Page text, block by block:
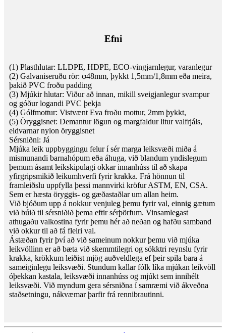
Efni
(1) Plasthlutar: LLDPE, HDPE, ECO-vingjarnlegur, varanlegur
(2) Galvaniseruðu rör: φ48mm, þykkt 1,5mm/1,8mm eða meira,
þakið PVC froðu padding
(3) Mjúkir hlutar: Viður að innan, mikill sveigjanlegur svampur
og góður logandi PVC þekja
(4) Gólfmottur: Vistvænt Eva froðu mottur, 2mm þykkt,
(5) Öryggisnet: Demantur lögun og margfaldur litur valfrjáls,
eldvarnar nylon öryggisnet
Sérsniðni: Já
Mjúka leik uppbyggingu felur í sér marga leiksvæði miða á
mismunandi barnahópum eða áhuga, við blandum yndislegum
þemum ásamt leikskipulagi okkar innanhúss til að skapa
yfirgripsmikið leikumhverfi fyrir krakka. Frá hönnun til
framleiðslu uppfylla þessi mannvirki kröfur ASTM, EN, CSA.
Sem er hæsta öryggis- og gæðastaðlar um allan heim.
Við bjóðum upp á nokkur venjuleg þemu fyrir val, einnig gætum
við búið til sérsniðið þema eftir sérþörfum. Vinsamlegast
athugaðu valkostina fyrir þemu hér að neðan og hafðu samband
við okkur til að fá fleiri val.
Ástæðan fyrir því að við sameinum nokkur þemu við mjúka
leikvöllinn er að bæta við skemmtilegri og sökktri reynslu fyrir
krakka, krökkum leiðist mjög auðveldlega ef þeir spila bara á
sameiginlegu leiksvæði. Stundum kallar fólk líka mjúkan leikvöll
óþekkan kastala, leiksvæði innanhúss og mjúkt sem innihélt
leiksvæði. Við myndum gera sérsniðna í samræmi við ákveðna
staðsetningu, nákvæmar þarfir frá rennibrautinni.